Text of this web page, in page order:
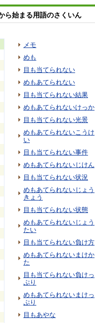
ら始まる用語のさくいん
メモ
めも
目も当てられない
めもあてられない
目も当てられない結果
めもあてられないけっか
目も当てられない光景
めもあてられないこうけ
い
目も当てられない事件
めもあてられないじけん
目も当てられない状況
めもあてられないじょう
きょう
目も当てられない状態
めもあてられないじょう
たい
目も当てられない負け方
めもあてられないまけか
た
目も当てられない負けっ
ぷり
めもあてられないまけっ
ぷり
目もあやな